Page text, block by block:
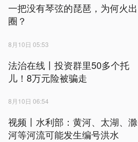
一把没有琴弦的琵琶，为何火出
圈？
8月10日 05:53
法治在线丨投资群里50多个托
儿！8万元险被骗走
8月10日 06:54
视频丨水利部：黄河、太湖、滁
河等河流可能发生编号洪水